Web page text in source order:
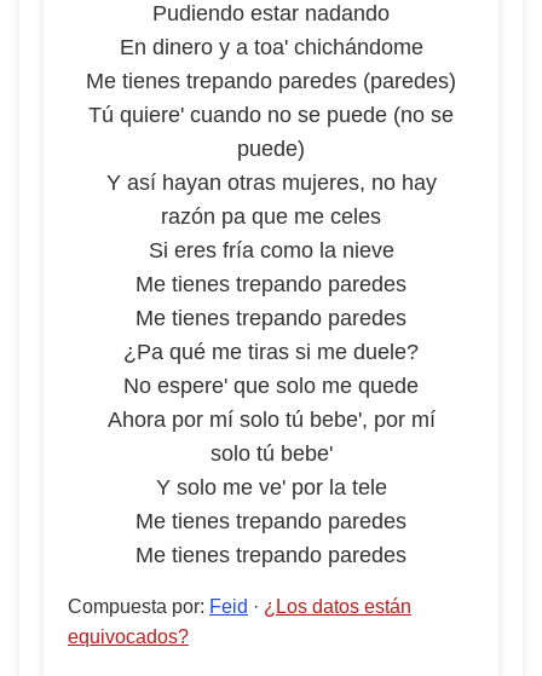
Pudiendo estar nadando
En dinero y a toa' chichándome
Me tienes trepando paredes (paredes)
Tú quiere' cuando no se puede (no se
puede)
Y así hayan otras mujeres, no hay
razón pa que me celes
Si eres fría como la nieve
Me tienes trepando paredes
Me tienes trepando paredes
¿Pa qué me tiras si me duele?
No espere' que solo me quede
Ahora por mí solo tú bebe', por mí
solo tú bebe'
Y solo me ve' por la tele
Me tienes trepando paredes
Me tienes trepando paredes
Compuesta por: Feid · ¿Los datos están
equivocados?